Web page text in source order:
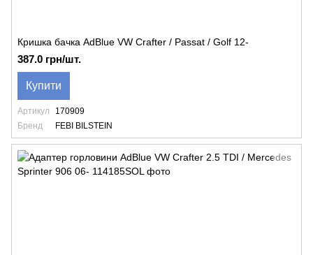
Кришка бачка AdBlue VW Crafter / Passat / Golf 12-
387.0 грн/шт.
Купити
Артикул
170909
Бренд
FEBI BILSTEIN